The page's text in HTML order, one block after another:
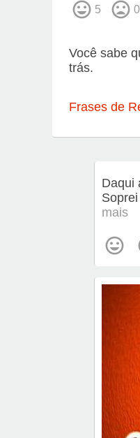
5 0
Você sabe
trás.
Frases de
Daqui
mais